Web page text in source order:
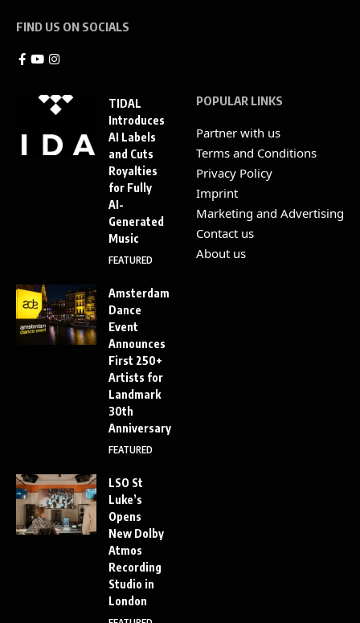
FIND US ON SOCIALS
TIDAL
Introduces
AI Labels
and Cuts
Royalties
for Fully
AI-
Generated
Music
FEATURED
Amsterdam
Dance
Event
Announces
First 250+
Artists for
Landmark
30th
Anniversary
FEATURED
LSO St
Luke’s
Opens
New Dolby
Atmos
Recording
Studio in
London
POPULAR LINKS
Partner with us
Terms and Conditions
Privacy Policy
Imprint
Marketing and Advertising
Contact us
About us